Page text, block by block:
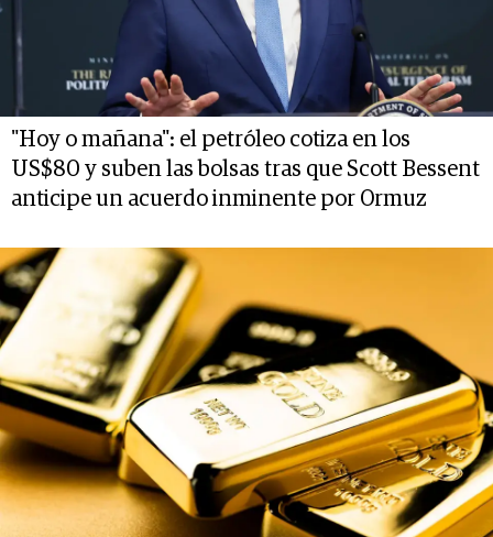
"Hoy o mañana": el petróleo cotiza en los
US$80 y suben las bolsas tras que Scott Bessent
anticipe un acuerdo inminente por Ormuz